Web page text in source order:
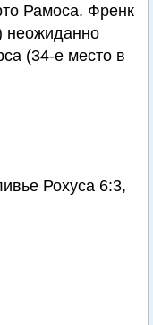
Рамоса. Френк
неожиданно
(34-е место в
Рохуса 6:3,